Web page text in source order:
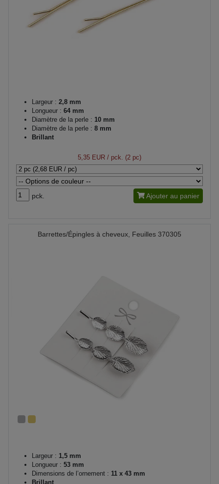
Largeur : 2,8 mm
Longueur : 64 mm
Diamètre de la perle : 10 mm
Diamètre de la perle : 8 mm
Brillant
5,35 EUR / pck. (2 pc)
pck. Ajouter au panier
Barrettes/Épingles à cheveux, Feuilles 370305
Largeur : 1,5 mm
Longueur : 53 mm
Dimensions de l’ornement : 11 x 43 mm
Brillant